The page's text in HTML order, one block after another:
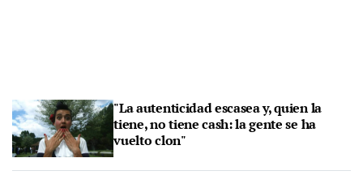
"La autenticidad escasea y, quien la
tiene, no tiene cash: la gente se ha
vuelto clon"